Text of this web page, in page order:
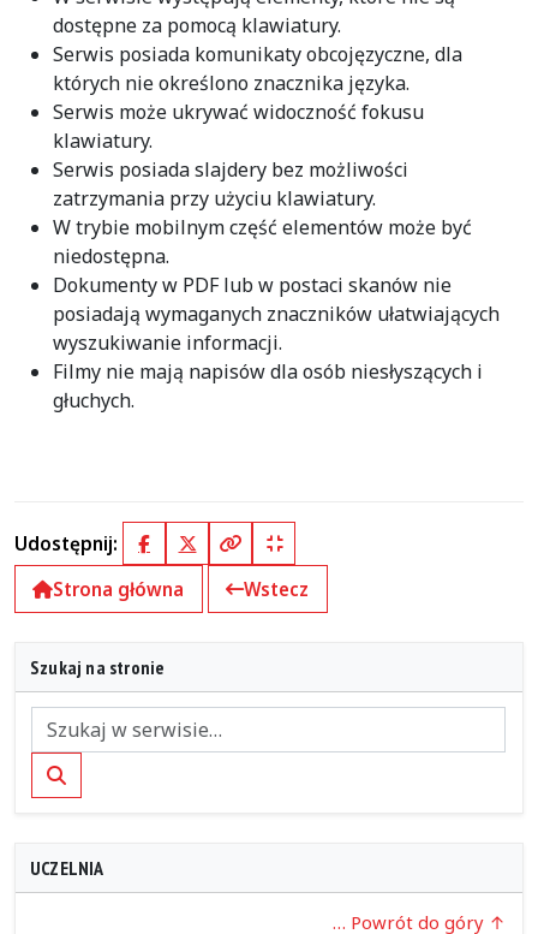
dostępne za pomocą klawiatury.
Serwis posiada komunikaty obcojęzyczne, dla
których nie określono znacznika języka.
Serwis może ukrywać widoczność fokusu
klawiatury.
Serwis posiada slajdery bez możliwości
zatrzymania przy użyciu klawiatury.
W trybie mobilnym część elementów może być
niedostępna.
Dokumenty w PDF lub w postaci skanów nie
posiadają wymaganych znaczników ułatwiających
wyszukiwanie informacji.
Filmy nie mają napisów dla osób niesłyszących i
głuchych.
Udostępnij: FacebookX (Twitter)
Kopiuj pełny link
Kopiuj krótki link
Strona główna
Wstecz
Szukaj na stronie
Szukaj
UCZELNIA
… Powrót do góry